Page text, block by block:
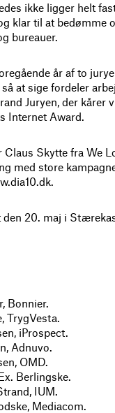
ikke ligger helt
klar til at bedømme
bureauer.
år af to
at sige fordeler
Juryen, der kårer
Internet Award.
Skytte fra We
med store
den 20. maj i
Bonnier.
TrygVesta.
iProspect.
Adnuvo.
OMD.
Berlingske.
IUM.
Mediacom.